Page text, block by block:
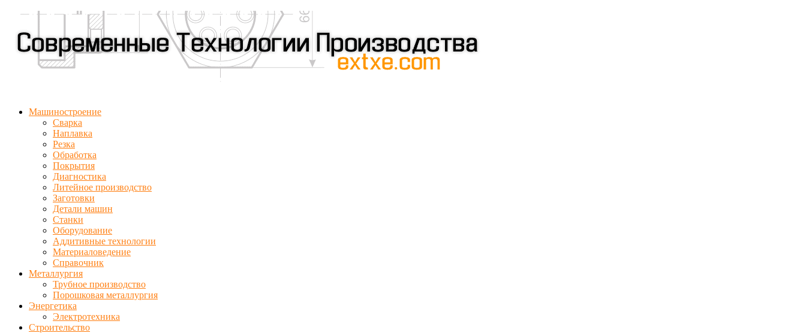
Машиностроение
Сварка
Наплавка
Резка
Обработка
Покрытия
Диагностика
Литейное производство
Заготовки
Детали машин
Станки
Оборудование
Аддитивные технологии
Материаловедение
Справочник
Металлургия
Трубное производство
Порошковая металлургия
Энергетика
Электротехника
Строительство